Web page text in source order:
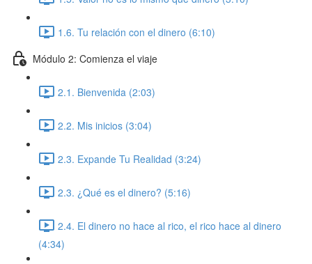
1.6. Tu relación con el dinero (6:10)
Módulo 2: Comienza el viaje
2.1. Bienvenida (2:03)
2.2. Mis inicios (3:04)
2.3. Expande Tu Realidad (3:24)
2.3. ¿Qué es el dinero? (5:16)
2.4. El dinero no hace al rico, el rico hace al dinero
(4:34)